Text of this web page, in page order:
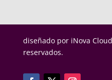
diseñado por iNova
reservados.